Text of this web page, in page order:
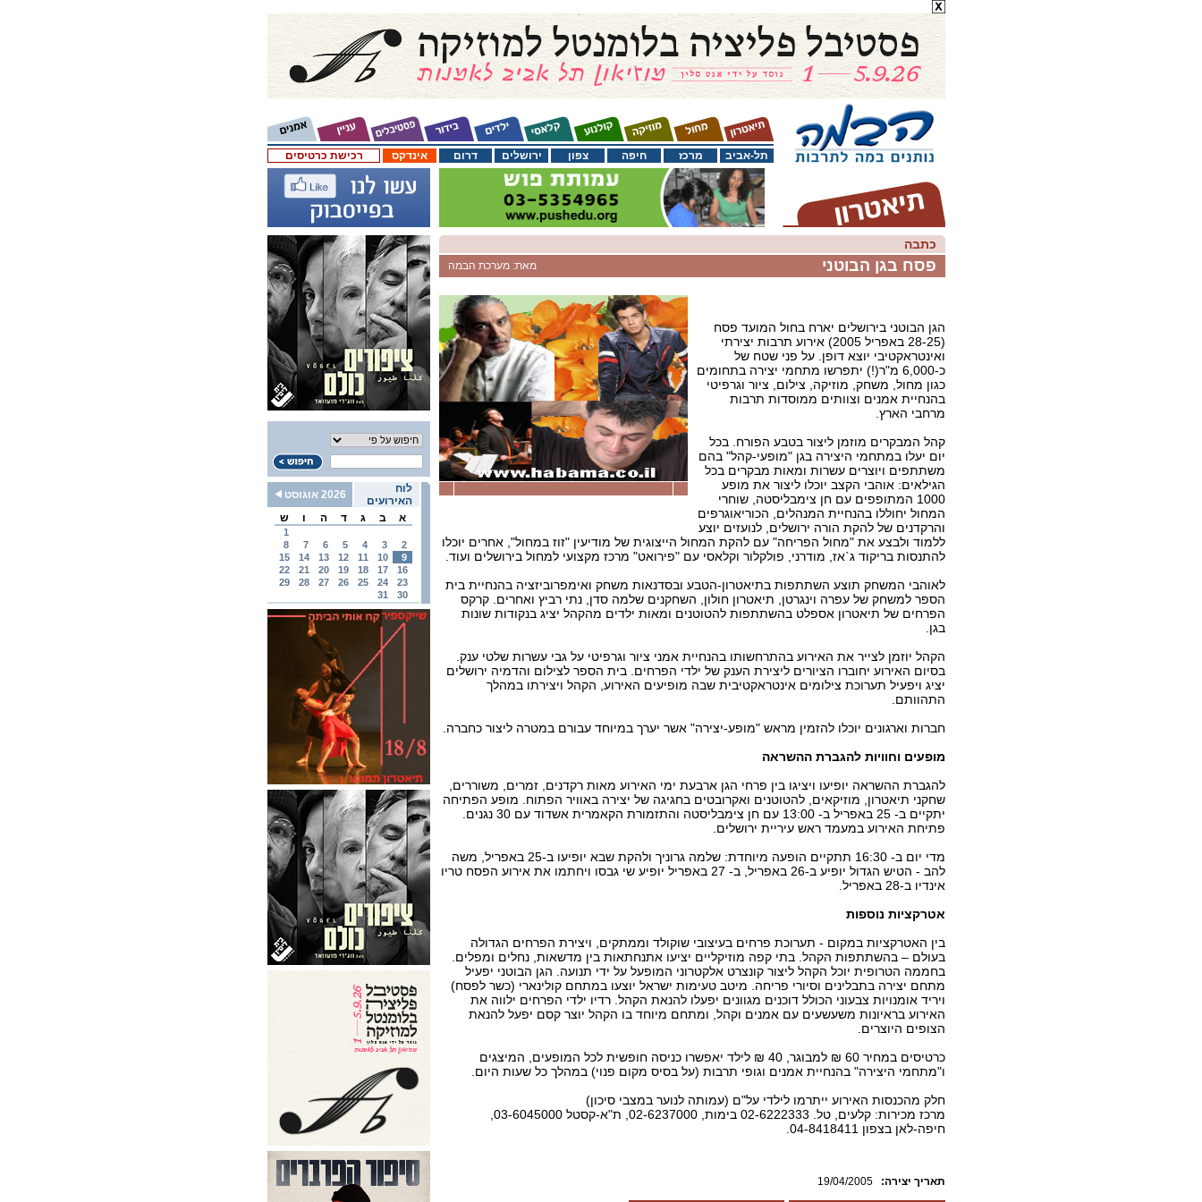
רכישת כרטיסים אינדקס דרום ירושלים צפון חיפה מרכז תל-אביב
לוח
האירועים
2026 אוגוסט
א
ב ג ד ה ו ש
1
2
3
4
5
6
7
8
9
10
11
12
13
14
15
16
17
18
19
20
21
22
23
24
25
26
27
28
29
30
31
כתבה
מאת: מערכת הבמה פסח בגן הבוטני
הגן הבוטני בירושלים יארח בחול המועד פסח
(28-25 באפריל 2005) אירוע תרבות יצירתי
ואינטראקטיבי יוצא דופן. על פני שטח של
כ-6,000 מ"ר(!) יתפרשו מתחמי יצירה בתחומים
כגון מחול, משחק, מוזיקה, צילום, ציור וגרפיטי
בהנחיית אמנים וצוותים ממוסדות תרבות
מרחבי הארץ.
קהל המבקרים מוזמן ליצור בטבע הפורח. בכל
יום יעלו במתחמי היצירה בגן "מופעי-קהל" בהם
משתתפים ויוצרים עשרות ומאות מבקרים בכל
הגילאים: אוהבי הקצב יוכלו ליצור את מופע
1000 המתופפים עם חן צימבליסטה, שוחרי
המחול יחוללו בהנחיית המנהלים, הכוריאוגרפים
והרקדנים של להקת הורה ירושלים, לנועזים יוצע
ללמוד ולבצע את "מחול הפריחה" עם להקת המחול הייצוגית של מודיעין "זוז במחול", אחרים יוכלו
להתנסות בריקוד ג`אז, מודרני, פולקלור וקלאסי עם "פירואט" מרכז מקצועי למחול בירושלים ועוד.
לאוהבי המשחק תוצע השתתפות בתיאטרון-הטבע ובסדנאות משחק ואימפרוביזציה בהנחיית בית
הספר למשחק של עפרה וינגרטן, תיאטרון חולון, השחקנים שלמה סדן, נתי רביץ ואחרים. קרקס
הפרחים של תיאטרון אספלט בהשתתפות להטוטנים ומאות ילדים מהקהל יציג בנקודות שונות
בגן.
הקהל יוזמן לצייר את האירוע בהתרחשותו בהנחיית אמני ציור וגרפיטי על גבי עשרות שלטי ענק.
בסיום האירוע יחוברו הציורים ליצירת הענק של ילדי הפרחים. בית הספר לצילום והדמיה ירושלים
יציג ויפעיל תערוכת צילומים אינטראקטיבית שבה מופיעים האירוע, הקהל ויצירתו במהלך
התהוותם.
חברות וארגונים יוכלו להזמין מראש "מופע-יצירה" אשר יערך במיוחד עבורם במטרה ליצור כחברה.
מופעים וחוויות להגברת ההשראה
להגברת ההשראה יופיעו ויציגו בין פרחי הגן ארבעת ימי האירוע מאות רקדנים, זמרים, משוררים,
שחקני תיאטרון, מוזיקאים, להטוטנים ואקרובטים בחגיגה של יצירה באוויר הפתוח. מופע הפתיחה
יתקיים ב- 25 באפריל ב- 13:00 עם חן צימבליסטה והתזמורת הקאמרית אשדוד עם 30 נגנים.
פתיחת האירוע במעמד ראש עיריית ירושלים.
מדי יום ב- 16:30 תתקיים הופעה מיוחדת: שלמה גרוניך ולהקת שבא יופיעו ב-25 באפריל, משה
להב - הטיש הגדול יופיע ב-26 באפריל, ב- 27 באפריל יופיע שי גבסו ויחתמו את אירוע הפסח טריו
אינדיו ב-28 באפריל.
אטרקציות נוספות
בין האטרקציות במקום - תערוכת פרחים בעיצובי שוקולד וממתקים, ויצירת הפרחים הגדולה
בעולם – בהשתתפות הקהל. בתי קפה מוזיקליים יציעו אתנחתאות בין מדשאות, נחלים ומפלים.
בחממה הטרופית יוכל הקהל ליצור קונצרט אלקטרוני המופעל על ידי תנועה. הגן הבוטני יפעיל
מתחם יצירה בתבלינים וסיורי פריחה. מיטב טעימות ישראל יוצעו במתחם קולינארי (כשר לפסח)
ויריד אומנויות צבעוני הכולל דוכנים מגוונים יפעלו להנאת הקהל. רדיו ילדי הפרחים ילווה את
האירוע בראיונות משעשעים עם אמנים וקהל, ומתחם מיוחד בו הקהל יוצר קסם יפעל להנאת
הצופים היוצרים.
כרטיסים במחיר 60 ₪ למבוגר, 40 ₪ לילד יאפשרו כניסה חופשית לכל המופעים, המיצגים
ו"מתחמי היצירה" בהנחיית אמנים וגופי תרבות (על בסיס מקום פנוי) במהלך כל שעות היום.
חלק מהכנסות האירוע ייתרמו לילדי על"ם (עמותה לנוער במצבי סיכון)
חיפה-לאן בצפון 04-8418411.
19/04/2005 :תאריך יצירה